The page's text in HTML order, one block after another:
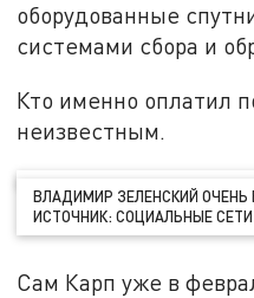
оборудованные
системами сбора и
Кто именно оплатил
неизвестным.
ВЛАДИМИР ЗЕЛЕНСКИЙ ОЧЕНЬ
ИСТОЧНИК: СОЦИАЛЬНЫЕ СЕТИ
Сам Карп уже в